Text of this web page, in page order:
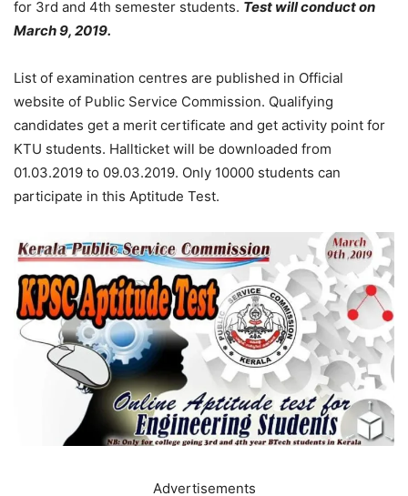
for 3rd and 4th semester students. Test will conduct on
March 9, 2019.
List of examination centres are published in Official
website of Public Service Commission. Qualifying
candidates get a merit certificate and get activity point for
KTU students. Hallticket will be downloaded from
01.03.2019 to 09.03.2019. Only 10000 students can
participate in this Aptitude Test.
Advertisements